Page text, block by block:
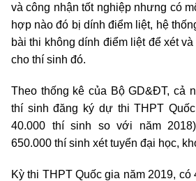
và công nhận tốt nghiệp nhưng có
hợp nào đó bị dính điểm liệt, hệ
bài thi không dính điểm liệt để xét
cho thí sinh đó.
Theo thống kê của Bộ GD&ĐT, cả
thí sinh đăng ký dự thi THPT
40.000 thí sinh so với năm
650.000 thí sinh xét tuyển đại học,
Kỳ thi THPT Quốc gia năm 2019, có